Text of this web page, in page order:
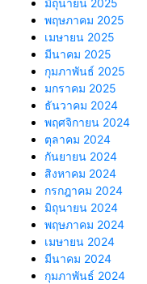
มิถุนายน 2025
พฤษภาคม 2025
เมษายน 2025
มีนาคม 2025
กุมภาพันธ์ 2025
มกราคม 2025
ธันวาคม 2024
พฤศจิกายน 2024
ตุลาคม 2024
กันยายน 2024
สิงหาคม 2024
กรกฎาคม 2024
มิถุนายน 2024
พฤษภาคม 2024
เมษายน 2024
มีนาคม 2024
กุมภาพันธ์ 2024